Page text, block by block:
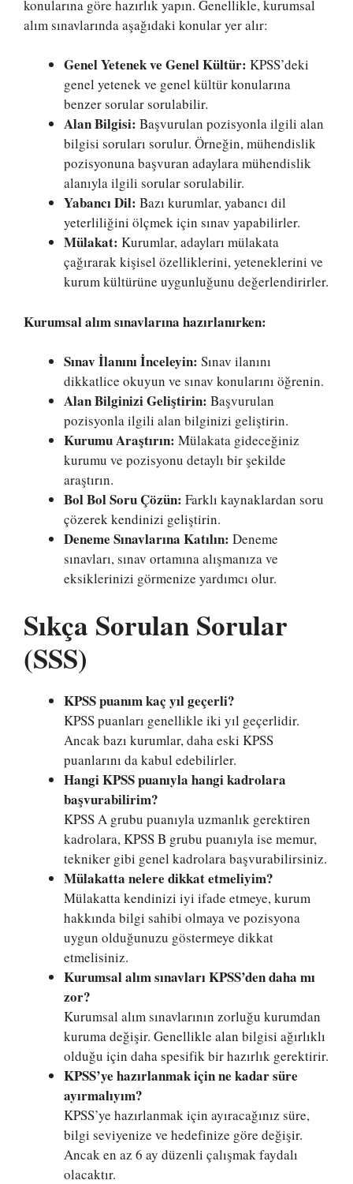
konularına göre hazırlık yapın. Genellikle, kurumsal
alım sınavlarında aşağıdaki konular yer alır:
Genel Yetenek ve Genel Kültür: KPSS’deki
genel yetenek ve genel kültür konularına
benzer sorular sorulabilir.
Alan Bilgisi: Başvurulan pozisyonla ilgili alan
bilgisi soruları sorulur. Örneğin, mühendislik
pozisyonuna başvuran adaylara mühendislik
alanıyla ilgili sorular sorulabilir.
Yabancı Dil: Bazı kurumlar, yabancı dil
yeterliliğini ölçmek için sınav yapabilirler.
Mülakat: Kurumlar, adayları mülakata
çağırarak kişisel özelliklerini, yeteneklerini ve
kurum kültürüne uygunluğunu değerlendirirler.
Kurumsal alım sınavlarına hazırlanırken:
Sınav İlanını İnceleyin: Sınav ilanını
dikkatlice okuyun ve sınav konularını öğrenin.
Alan Bilginizi Geliştirin: Başvurulan
pozisyonla ilgili alan bilginizi geliştirin.
Kurumu Araştırın: Mülakata gideceğiniz
kurumu ve pozisyonu detaylı bir şekilde
araştırın.
Bol Bol Soru Çözün: Farklı kaynaklardan soru
çözerek kendinizi geliştirin.
Deneme Sınavlarına Katılın: Deneme
sınavları, sınav ortamına alışmanıza ve
eksiklerinizi görmenize yardımcı olur.
Sıkça Sorulan Sorular
(SSS)
KPSS puanım kaç yıl geçerli?
KPSS puanları genellikle iki yıl geçerlidir.
Ancak bazı kurumlar, daha eski KPSS
puanlarını da kabul edebilirler.
Hangi KPSS puanıyla hangi kadrolara
başvurabilirim?
KPSS A grubu puanıyla uzmanlık gerektiren
kadrolara, KPSS B grubu puanıyla ise memur,
tekniker gibi genel kadrolara başvurabilirsiniz.
Mülakatta nelere dikkat etmeliyim?
Mülakatta kendinizi iyi ifade etmeye, kurum
hakkında bilgi sahibi olmaya ve pozisyona
uygun olduğunuzu göstermeye dikkat
etmelisiniz.
Kurumsal alım sınavları KPSS’den daha mı
zor?
Kurumsal alım sınavlarının zorluğu kurumdan
kuruma değişir. Genellikle alan bilgisi ağırlıklı
olduğu için daha spesifik bir hazırlık gerektirir.
KPSS’ye hazırlanmak için ne kadar süre
ayırmalıyım?
KPSS’ye hazırlanmak için ayıracağınız süre,
bilgi seviyenize ve hedefinize göre değişir.
Ancak en az 6 ay düzenli çalışmak faydalı
olacaktır.